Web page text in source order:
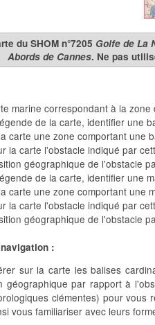
du SHOM n°7205 Golfe de La
Abords de Cannes. Ne pas
marine correspondant à la
de la carte, identifier une
carte une zone comportant une
la carte l'obstacle indiqué par
géographique de l'obstacle
de la carte, identifier une
carte une zone comportant une
la carte l'obstacle indiqué par
géographique de l'obstacle
:
sur la carte les balises
géographique par rapport à
clémentes) pour
vous familiariser avec leurs